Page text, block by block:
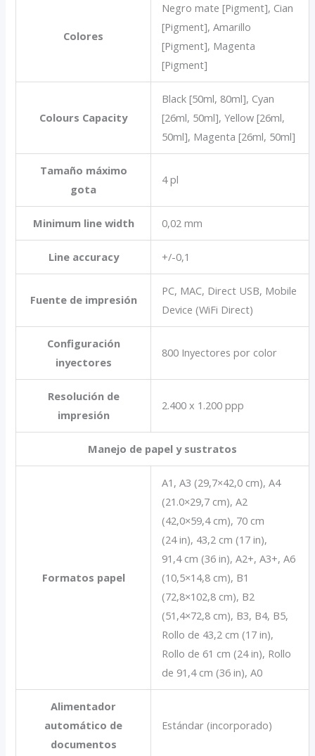
Colores
Negro mate [Pigment], Cian
[Pigment], Amarillo
[Pigment], Magenta
[Pigment]
Colours Capacity
Black [50ml, 80ml], Cyan
[26ml, 50ml], Yellow [26ml,
50ml], Magenta [26ml, 50ml]
Tamaño máximo
gota
4 pl
Minimum line width 0,02 mm
Line accuracy +/-0,1
Fuente de impresión
PC, MAC, Direct USB, Mobile
Device (WiFi Direct)
Configuración
inyectores
800 Inyectores por color
Resolución de
impresión
2.400 x 1.200 ppp
Manejo de papel y sustratos
Formatos papel
A1, A3 (29,7×42,0 cm), A4
(21.0×29,7 cm), A2
(42,0×59,4 cm), 70 cm
(24 in), 43,2 cm (17 in),
91,4 cm (36 in), A2+, A3+, A6
(10,5×14,8 cm), B1
(72,8×102,8 cm), B2
(51,4×72,8 cm), B3, B4, B5,
Rollo de 43,2 cm (17 in),
Rollo de 61 cm (24 in), Rollo
de 91,4 cm (36 in), A0
Alimentador
automático de
documentos
Estándar (incorporado)